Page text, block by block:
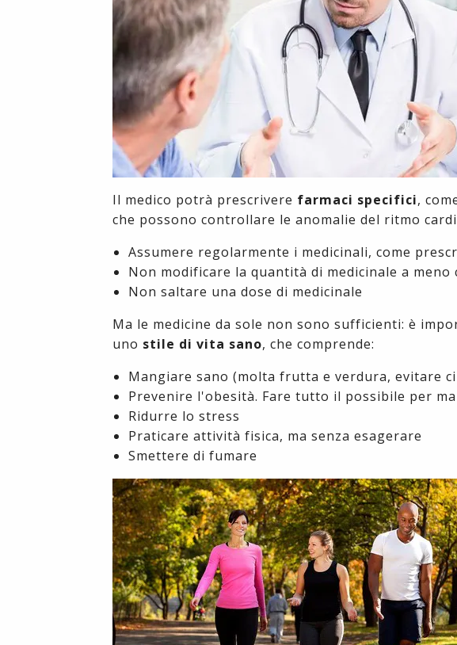
Il medico potrà prescrivere farmaci specifici,
che possono controllare le anomalie del ritmo
Assumere regolarmente i medicinali, come
Non modificare la quantità di medicinale a meno
Non saltare una dose di medicinale
Ma le medicine da sole non sono sufficienti: è
uno stile di vita sano, che comprende:
Mangiare sano (molta frutta e verdura, evitare
Prevenire l'obesità. Fare tutto il possibile per
Ridurre lo stress
Praticare attività fisica, ma senza esagerare
Smettere di fumare